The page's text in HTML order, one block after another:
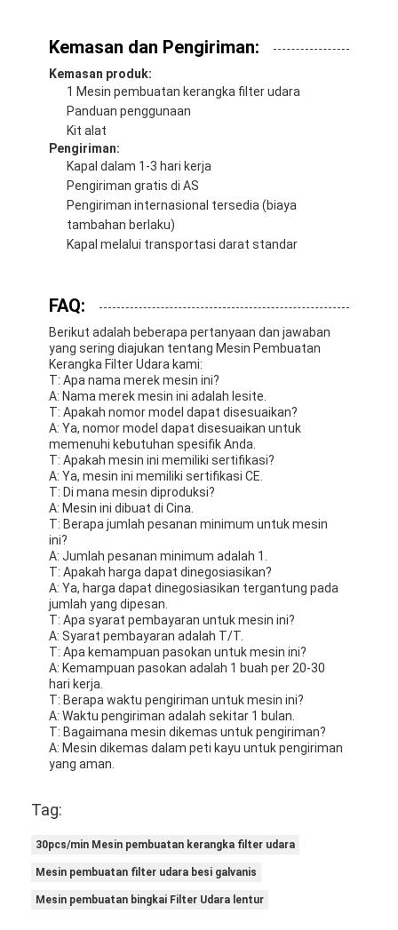
Kemasan dan Pengiriman:
Kemasan produk:
1 Mesin pembuatan kerangka filter udara
Panduan penggunaan
Kit alat
Pengiriman:
Kapal dalam 1-3 hari kerja
Pengiriman gratis di AS
Pengiriman internasional tersedia (biaya
tambahan berlaku)
Kapal melalui transportasi darat standar
FAQ:
Berikut adalah beberapa pertanyaan dan jawaban
yang sering diajukan tentang Mesin Pembuatan
Kerangka Filter Udara kami:
T: Apa nama merek mesin ini?
A: Nama merek mesin ini adalah lesite.
T: Apakah nomor model dapat disesuaikan?
A: Ya, nomor model dapat disesuaikan untuk
memenuhi kebutuhan spesifik Anda.
T: Apakah mesin ini memiliki sertifikasi?
A: Ya, mesin ini memiliki sertifikasi CE.
T: Di mana mesin diproduksi?
A: Mesin ini dibuat di Cina.
T: Berapa jumlah pesanan minimum untuk mesin
ini?
A: Jumlah pesanan minimum adalah 1.
T: Apakah harga dapat dinegosiasikan?
A: Ya, harga dapat dinegosiasikan tergantung pada
jumlah yang dipesan.
T: Apa syarat pembayaran untuk mesin ini?
A: Syarat pembayaran adalah T/T.
T: Apa kemampuan pasokan untuk mesin ini?
A: Kemampuan pasokan adalah 1 buah per 20-30
hari kerja.
T: Berapa waktu pengiriman untuk mesin ini?
A: Waktu pengiriman adalah sekitar 1 bulan.
T: Bagaimana mesin dikemas untuk pengiriman?
A: Mesin dikemas dalam peti kayu untuk pengiriman
yang aman.
Tag:
30pcs/min Mesin pembuatan kerangka filter udara
Mesin pembuatan filter udara besi galvanis
Mesin pembuatan bingkai Filter Udara lentur